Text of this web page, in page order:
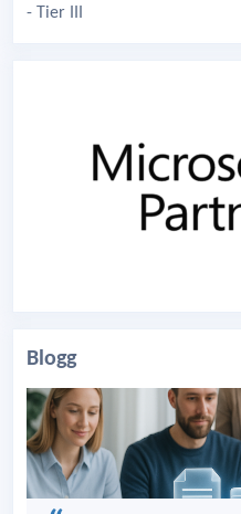
- Tier III
Blogg